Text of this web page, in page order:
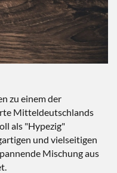
zu einem der
Mitteldeutschlands
als "Hypezig"
und vielseitigen
Mischung aus